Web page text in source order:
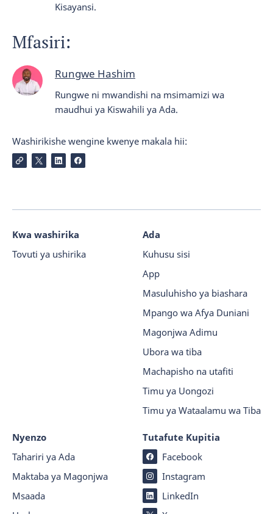
Kisayansi.
Mfasiri:
Rungwe Hashim
Rungwe ni mwandishi na msimamizi wa
maudhui ya Kiswahili ya Ada.
Washirikishe wengine kwenye makala hii:
Kwa washirika
Tovuti ya ushirika
Ada
Kuhusu sisi
App
Masuluhisho ya biashara
Mpango wa Afya Duniani
Magonjwa Adimu
Ubora wa tiba
Machapisho na utafiti
Timu ya Uongozi
Timu ya Wataalamu wa Tiba
Nyenzo
Tahariri ya Ada
Maktaba ya Magonjwa
Msaada
Tutafute Kupitia
Facebook
Instagram
LinkedIn